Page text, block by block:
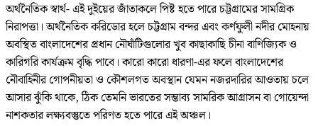
অর্থনৈতিক স্বার্থ- এই দুইয়ের জাঁতাকলে পিষ্ট হতে পারে চট্টগ্রামের সামগ্রিক
নিরাপত্তা। অর্থনৈতিক করিডোর হলে চট্টগ্রাম বন্দর এবং কর্ণফুলী নদীর মোহনায়
অবস্থিত বাংলাদেশের প্রধান নৌঘাঁটিগুলোর খুব কাছাকাছি চীনা বাণিজ্যিক ও
কারিগরি কার্যক্রম বৃদ্ধি পাবে। কারো কারো ধারণা-এর ফলে বাংলাদেশের
নৌবাহিনীর গোপনীয়তা ও কৌশলগত অবস্থান যেমন নজরদারির আওতায় চলে
আসার ঝুঁকি থাকে, ঠিক তেমনি ভারতের সম্ভাব্য সামরিক আগ্রাসন বা গোয়েন্দা
নাশকতার লক্ষ্যবস্তুতে পরিণত হতে পারে এই অঞ্চল।